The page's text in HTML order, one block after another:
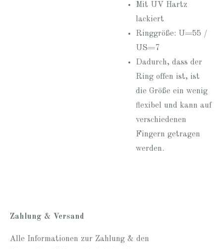
Mit UV Hartz
lackiert
Ringgröße: U=55 /
US=7
Dadurch, dass der
Ring offen ist, ist
die Größe ein wenig
flexibel und kann auf
verschiedenen
Fingern getragen
werden.
Zahlung & Versand
Alle Informationen zur Zahlung & den